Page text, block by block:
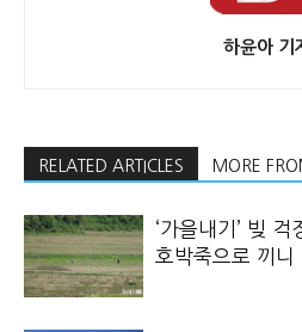
하윤아 기
RELATED ARTICLES MORE
‘가을내기’ 빚
호박죽으로 끼니